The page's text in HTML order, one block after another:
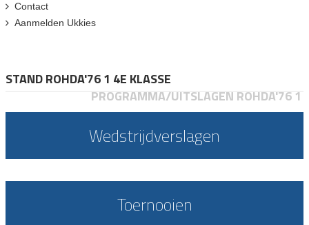
Contact
Aanmelden Ukkies
STAND ROHDA'76 1 4E KLASSE
PROGRAMMA/UITSLAGEN ROHDA'76 1
Wedstrijdverslagen
Toernooien